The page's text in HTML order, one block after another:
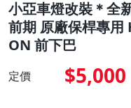
小亞車燈改裝＊全
前期 原廠保桿專用
ON 前下巴
定價 $5,000